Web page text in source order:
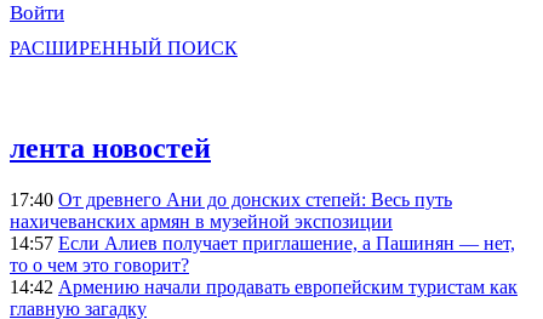
Войти
РАСШИРЕННЫЙ ПОИСК
лента новостей
17:40 От древнего Ани до донских степей: Весь путь
нахичеванских армян в музейной экспозиции
14:57 Если Алиев получает приглашение, а Пашинян — нет,
то о чем это говорит?
14:42 Армению начали продавать европейским туристам как
главную загадку